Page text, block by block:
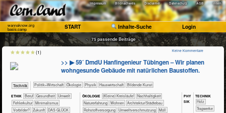
Impressum Bildnachweis Disclaimer Datenschutz AGB Intern
wannaknow.org
basis.camp START Inhalte-Suche Login
~ 75 passende Beiträge ~
>> ▶ 59´ DmdU Hanfingenieur Tübingen – Wir planen
wohngesunde Gebäude mit natürlichen Baustoffen.
​Technik ​​​​​​​​​Politik+​Wirtschaft ​​​​​​​​Ökologie ​​​​​​​Physik ​Haus­wirtschaft Bildende Kunst
ETHIK ​​​​​​​​​​​​​​​Beruf ​​​​​​Gesundheit
​​​​​Umwelt
​​Fehlerkultur
​​Minimalismus
​​Vorbilder?
​Zukunft
DAS GLÜCK
ÖKO​LOGIE ​​​​​​​​​​​​​​(Kleine) Kreisläufe!
​​​​​​​​​​​​​​​Nachhaltigkeit
​​​​​​​​​​​​​Naturerfahrung
​​​​Wohnen
​​​Architektur/­Städtebau
​​Rohstoffversorgung
​​Umweltverschmutzung
​Müll
PHY​
SIK
TECH​NIK
​​​​​​​​Holz
​​​​​Tragwerke
Keine Kommentare
(1)